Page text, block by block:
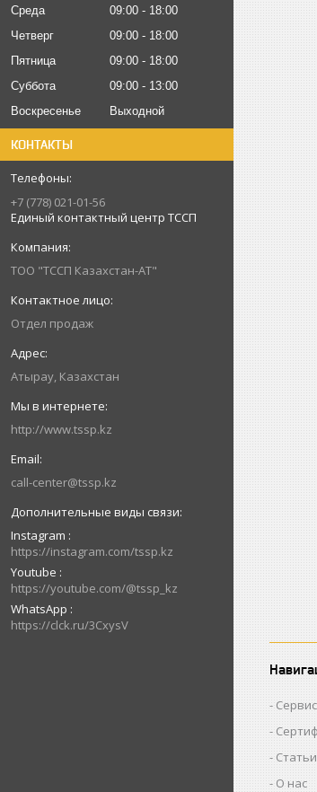
Среда
09:00
18:00
Четверг
09:00
18:00
Пятница
09:00
18:00
Суббота
09:00
13:00
Воскресенье
Выходной
КОНТАКТЫ
+7 (778) 021-01-56
Единый контактный центр ТССП
ТОО "ТССП Казахстан-АТ"
Отдел продаж
Атырау, Казахстан
http://www.tssp.kz
call-center@tssp.kz
Instagram
https://instagram.com/tssp.kz
Youtube
https://youtube.com/@tssp_kz
WhatsApp
https://clck.ru/3CxysV
Статьи
О нас